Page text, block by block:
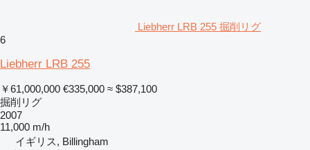
Liebherr LRB 255 掘削リグ
6
Liebherr LRB 255
￥61,000,000 €335,000 ≈ $387,100
掘削リグ
2007
11,000 m/h
イギリス, Billingham